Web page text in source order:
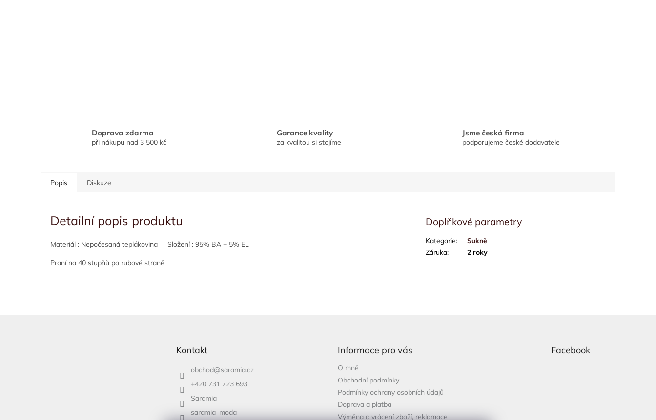
Doprava zdarma
při nákupu nad 3 500 kč
Garance kvality
za kvalitou si stojíme
Jsme česká firma
podporujeme české dodavatele
Popis Diskuze
Detailní popis produktu
Materiál : Nepočesaná teplákovina Složení : 95% BA + 5% EL
Praní na 40 stupňů po rubové straně
Doplňkové parametry
Kategorie:
Sukně
Záruka: 2 roky
Kontakt
obchod@saramia.cz
+420 731 723 693
Saramia
saramia_moda
Informace pro vás
O mně
Obchodní podmínky
Podmínky ochrany osobních údajů
Doprava a platba
Výměna a vrácení zboží, reklamace
Facebook